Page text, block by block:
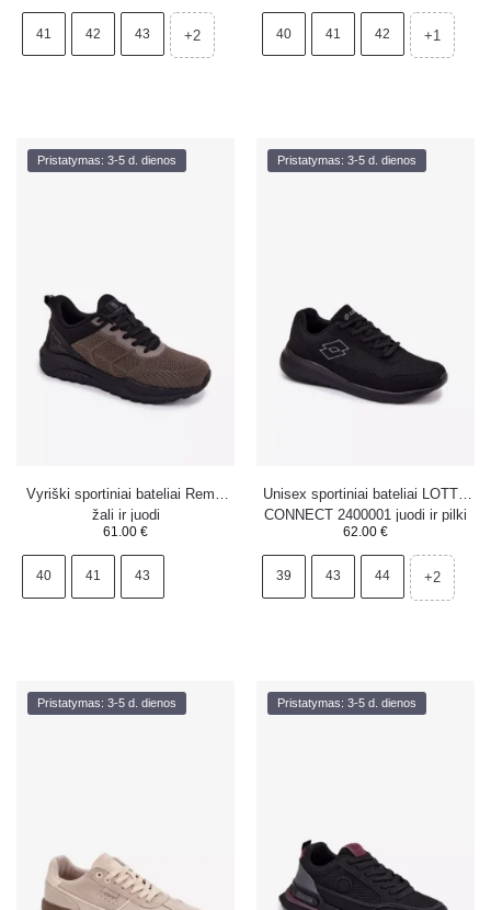
41 42 43 +2 40 41 42 +1
Pristatymas: 3-5 d. dienos
Vyriški sportiniai bateliai Remel
žali ir juodi
61.00 €
40 41 43
Pristatymas: 3-5 d. dienos
Unisex sportiniai bateliai LOTTO
CONNECT 2400001 juodi ir pilki
62.00 €
39 43 44 +2
Pristatymas: 3-5 d. dienos Pristatymas: 3-5 d. dienos